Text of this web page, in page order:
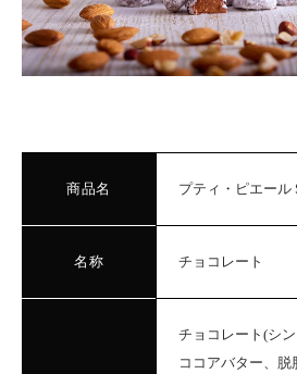
商品名 プティ・ピエール
名称 チョコレート
チョコレート(シ
ココアバター、脱